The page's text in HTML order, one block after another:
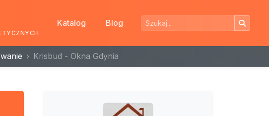
Katalog Blog
Krisbud - Okna Gdynia